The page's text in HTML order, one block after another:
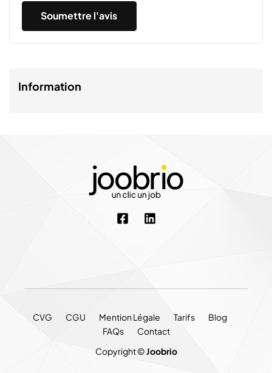
Information
CVG CGU Mention Légale Tarifs
Blog
FAQs
Contact
Copyright ©Joobrio